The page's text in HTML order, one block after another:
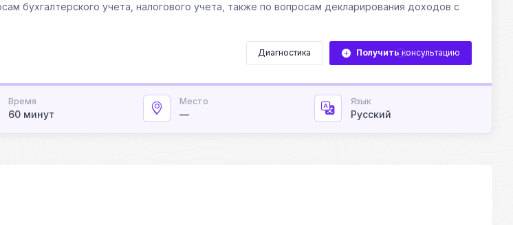
бухгалтерского учета, налогового учета, также по вопросам декларирования доходов с
Диагностика Получитьконсультацию
Время
60 минут
Место
—
Язык
Русский